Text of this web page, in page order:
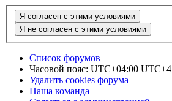
Список форумов
Часовой пояс: UTC+04:00 UTC+4
Удалить cookies форума
Наша команда